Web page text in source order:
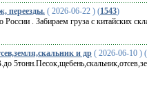
переезды. ( 2026-06-22 ) (1543)
. Забираем груза с китайских
и др ( 2026-06-10 ) (